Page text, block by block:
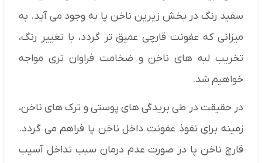
سفید رنگ در بخش زیرین ناخن پا به وجود می آید. به
میزانی که عفونت قارچی عمیق تر گردد، با تغییر رنگ،
تخریب لبه های ناخن و ضخامت فراوان تری مواجه
خواهیم شد.
در حقیقت در طی بریدگی های پوستی و ترک های ناخن،
زمینه برای نفوذ عفونت داخل ناخن پا فراهم می گردد.
قارچ ناخن پا در صورت عدم درمان سبب تداخل آسیب